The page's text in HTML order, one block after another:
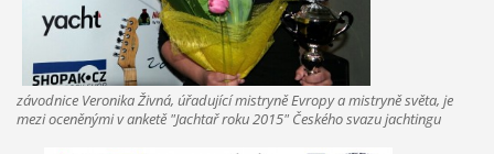
závodnice Veronika Živná, úřadující mistryně Evropy a mistryně světa, je
mezi oceněnými v anketě "Jachtař roku 2015" Českého svazu jachtingu